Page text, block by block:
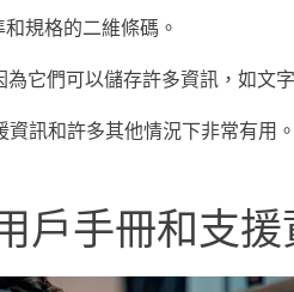
規格的二維條碼。
為它們可以儲存許多資訊，如文
訊和許多其他情況下非常有用。
戶手冊和支